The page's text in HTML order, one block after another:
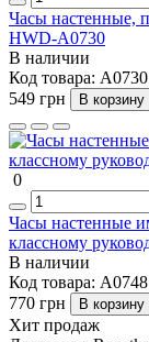
Часы настенные,
HWD-A0730
В наличии
Код товара: A0730
549 грн
В корзину
0
Часы настенные
классному
В наличии
Код товара: A0748
770 грн
В корзину
Хит продаж